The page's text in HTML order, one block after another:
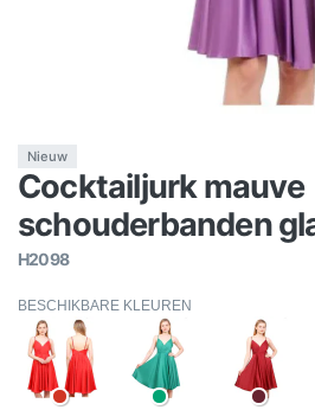
Nieuw
Cocktailjurk mauve
schouderbanden
H2098
BESCHIKBARE KLEUREN